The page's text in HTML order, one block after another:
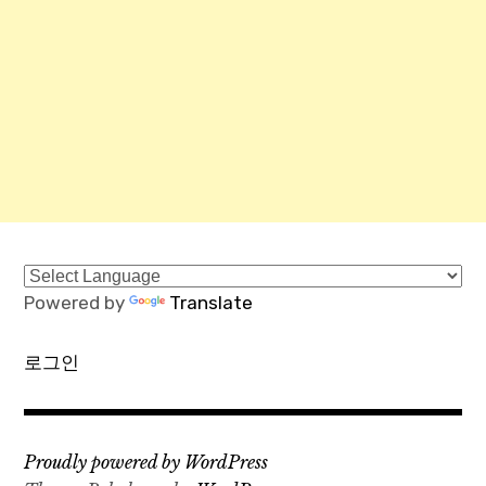
Powered by Translate
로그인
Proudly powered by WordPress